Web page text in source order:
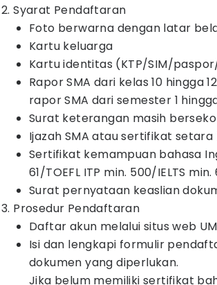
2. Syarat Pendaftaran
Foto berwarna dengan latar
Kartu keluarga
Kartu identitas (KTP/SIM/
Rapor SMA dari kelas 10 hingga
rapor SMA dari semester 1
Surat keterangan masih
Ijazah SMA atau sertifikat
Sertifikat kemampuan bahasa
61/TOEFL ITP min. 500/IELTS
Surat pernyataan keaslian
3. Prosedur Pendaftaran
Daftar akun melalui situs web
Isi dan lengkapi formulir
dokumen yang diperlukan.
Jika belum memiliki sertifikat